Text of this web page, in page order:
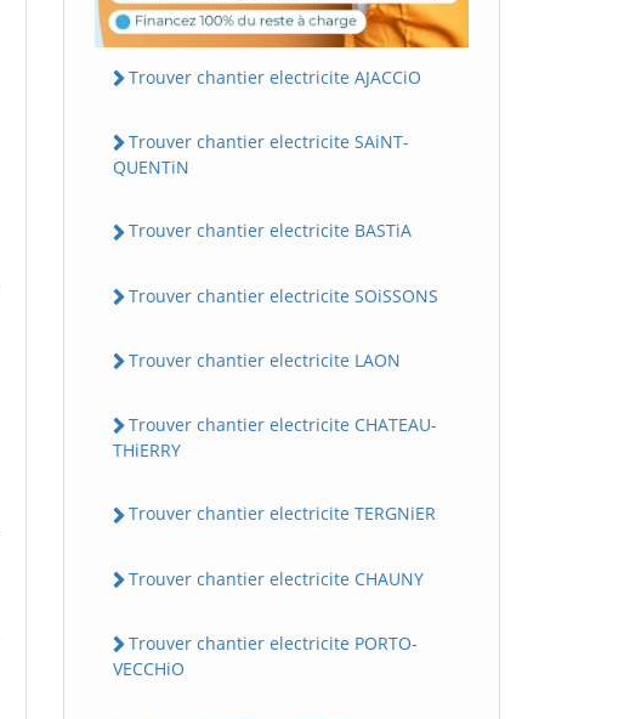
Trouver chantier electricite AJACCiO
Trouver chantier electricite SAiNT-
QUENTiN
Trouver chantier electricite BASTiA
Trouver chantier electricite SOiSSONS
Trouver chantier electricite LAON
Trouver chantier electricite CHATEAU-
THiERRY
Trouver chantier electricite TERGNiER
Trouver chantier electricite CHAUNY
Trouver chantier electricite PORTO-
VECCHiO